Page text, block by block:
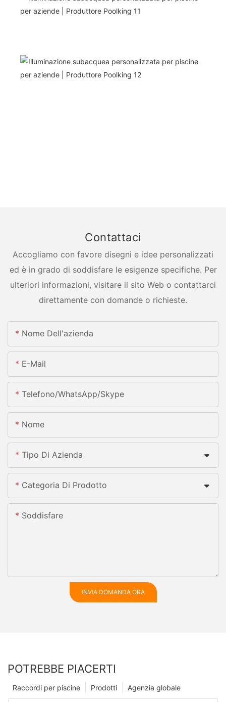
Contattaci
Accogliamo con favore disegni e idee personalizzati
ed è in grado di soddisfare le esigenze specifiche. Per
ulteriori informazioni, visitare il sito Web o contattarci
direttamente con domande o richieste.
Nome Dell'azienda
E-Mail
Telefono/whatsApp/skype
Nome
Tipo Di Azienda
Categoria Di Prodotto
Soddisfare
INVIA DOMANDA ORA
POTREBBE PIACERTI
Agenzia globale
Prodotti
Raccordi per piscine